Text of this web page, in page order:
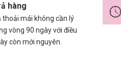
hàng
thoải mái không cần lý
vòng 90 ngày với điều
còn mới nguyên.